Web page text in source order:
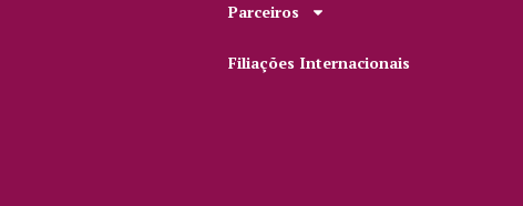
Parceiros
Filiações Internacionais